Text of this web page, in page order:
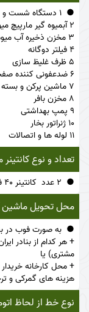
2 آبمیوه گیر مارپیچ میوه
3 مخزن ذخیره آب میوه
4 فیلتر دوگانه
5 ظرف غلیظ سازی
6 ضدعفونی کننده صفحه
7 ماشین پرکن و بسته بندی
8 مخزن بافر
9 پمپ بهداشتی
10 ژنراتور بخار
11 لوله ها و اتصالات
تعداد و نوع
محل تحویل ماشین
به صورت فوب در
+ هر کدام از بنادر
مشتری) یا
+ محل کارخانه
هزینه های گمرکی و
نوع خط از لحاظ